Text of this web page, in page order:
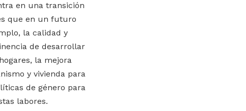
en una transición
que en un futuro
la calidad y
de desarrollar
la mejora
y vivienda para
de género para
labores.